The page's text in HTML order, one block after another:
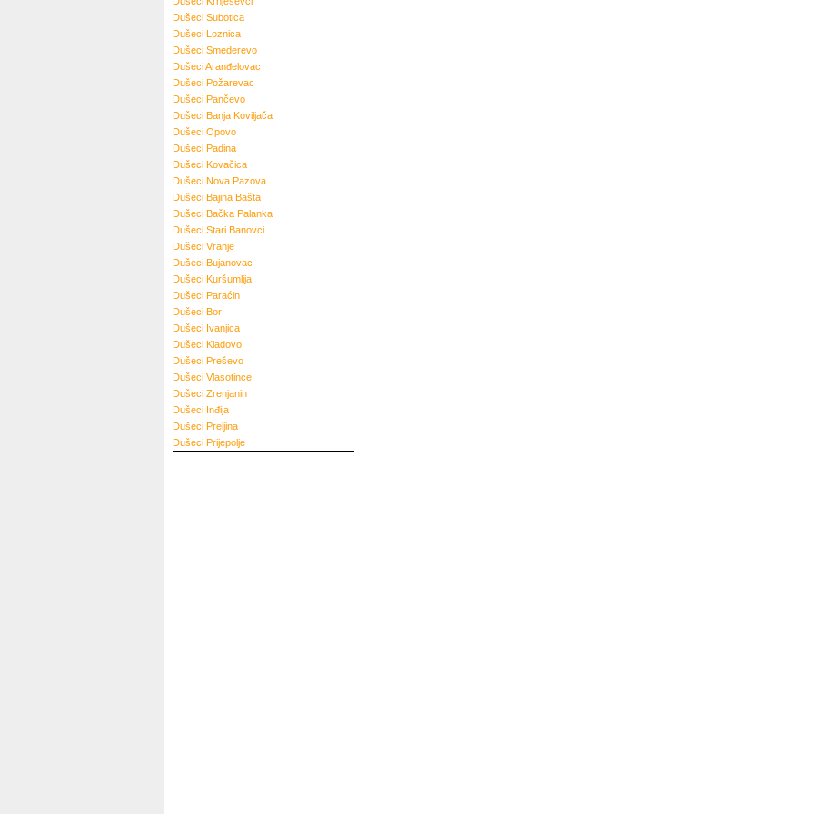
Dušeci Subotica
Dušeci Loznica
Dušeci Smederevo
DušeciAranđelovac
Dušeci Požarevac
Dušeci Pančevo
Dušeci Banja Koviljača
Dušeci Opovo
Dušeci Padina
Dušeci Kovačica
Dušeci Nova Pazova
Dušeci Bajina Bašta
Dušeci Bačka Palanka
Dušeci Stari Banovci
Dušeci Vranje
Dušeci Bujanovac
Dušeci Kuršumlija
Dušeci Paraćin
Dušeci Bor
Dušeci Ivanjica
Dušeci Kladovo
Dušeci Preševo
Dušeci Vlasotince
Dušeci Zrenjanin
Dušeci Inđija
Dušeci Preljina
Dušeci Prijepolje